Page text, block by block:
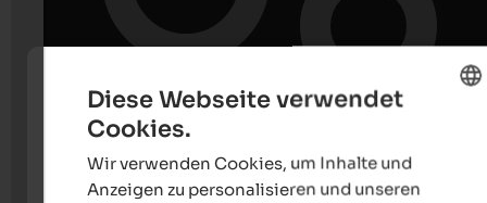
GERMAN
Diese Webseite verwendet
Cookies.
Wir verwenden Cookies, um Inhalte und
Anzeigen zu personalisieren und unseren